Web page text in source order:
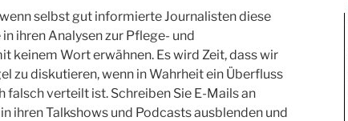
selbst gut informierte Journalisten diese
ihren Analysen zur Pflege- und
keinem Wort erwähnen. Es wird Zeit, dass wir
zu diskutieren, wenn in Wahrheit ein Überfluss
falsch verteilt ist. Schreiben Sie E-Mails an
ihren Talkshows und Podcasts ausblenden und